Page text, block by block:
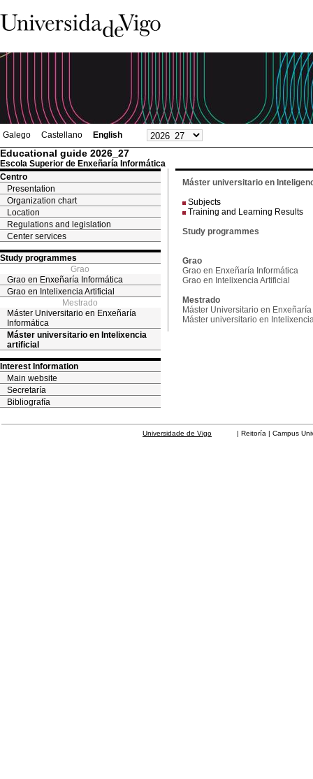
Galego Castellano English
Educational guide 2026_27
Escola Superior de Enxeñaría Informática
Centro
Presentation
Organization chart
Location
Regulations and legislation
Center services
Study programmes
Grao
Grao en Enxeñaría Informática
Grao en Intelixencia Artificial
Mestrado
Máster Universitario en Enxeñaría
Informática
Máster universitario en Intelixencia
artificial
Interest Information
Main website
Secretaría
Bibliografía
Máster universitario en
Subjects
Training and Learning Results
Study programmes
Grao
Grao en Enxeñaría Informática
Grao en Intelixencia Artificial
Mestrado
Máster Universitario en
Máster universitario en
Universidade de Vigo | Reitoría | Campus